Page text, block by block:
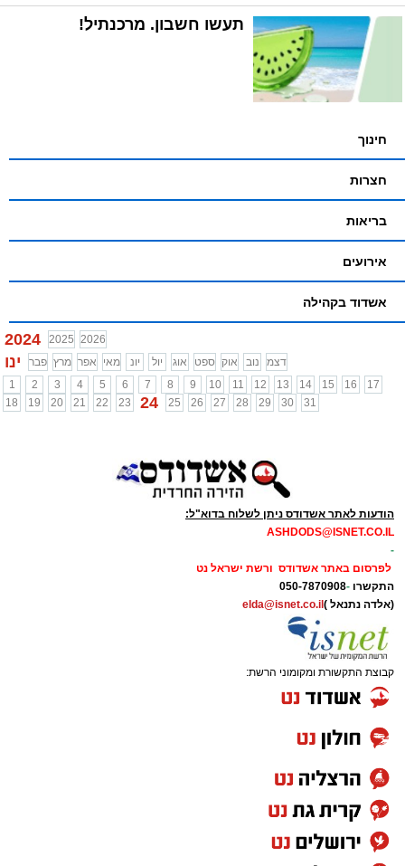
תעשו חשבון. מרכנתיל!
חינוך
חצרות
בריאות
אירועים
אשדוד בקהילה
2024 2025 2026
ינו פבר מרץ אפר מאי יונ יול אוג ספט אוק נוב
דצמ
1
2 3 4 5 6 7 8 9 10 11 12 13 14 15 16
17
18
19 20 21 22 23 24 25 26 27 28 29 30 31
הודעות לאתר אשדודס ניתן לשלוח בדוא"ל:
ASHDODS@ISNET.CO.IL
-
לפרסום באתר אשדודס ורשת ישראל נט
התקשרו -
050-7870908
(אלדה נתנאל ) elda@isnet.co.il
קבוצת התקשורת ומקומוני הרשת: